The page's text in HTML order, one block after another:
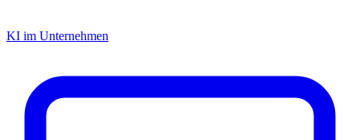
KI im Unternehmen